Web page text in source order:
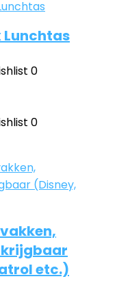
Lunchtas
0
0
etc.)